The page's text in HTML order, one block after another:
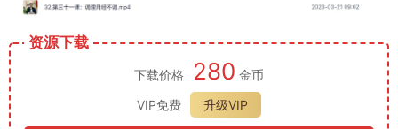
资源下载
下载价格 280 金币
VIP免费
升级VIP